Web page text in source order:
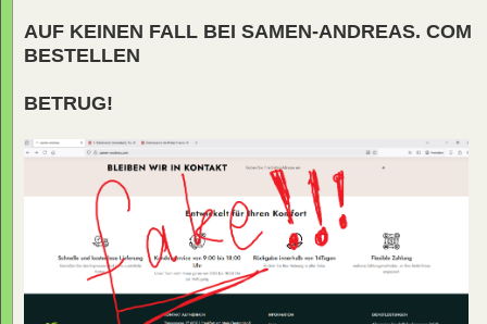
AUF KEINEN FALL BEI SAMEN-ANDREAS. COM
BESTELLEN
BETRUG!